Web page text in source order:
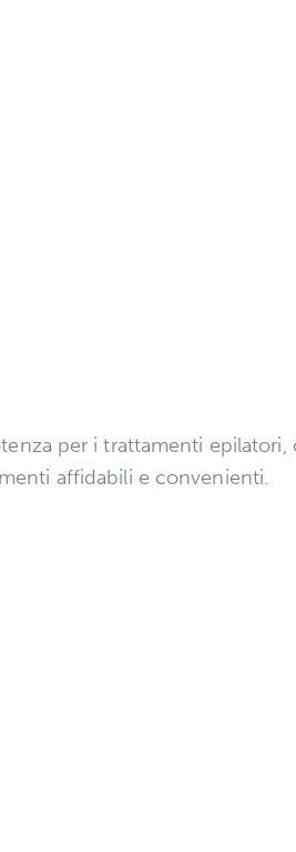
per i trattamenti epilatori,
affidabili e convenienti.